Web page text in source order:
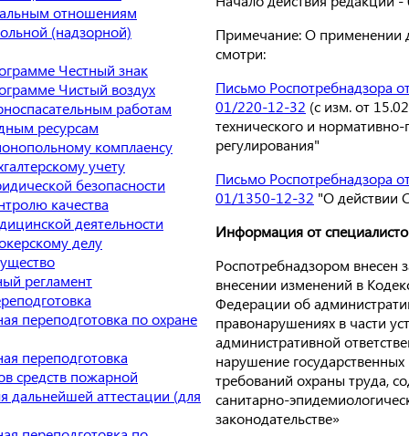
отношениям
(надзорной)
Честный знак
Чистый воздух
работам
ресурсам
комплаенсу
учету
безопасности
качества
деятельности
делу
регламент
переподготовка по охране
переподготовка
средств пожарной
дальнейшей аттестации (для
Примечание: О применении
смотри:
Письмо Роспотребнадзора
01/220-12-32 (с изм. от
технического и нормативно-
регулирования"
Письмо Роспотребнадзора
01/1350-12-32 "О действии
Информация от
Роспотребнадзором внесен
внесении изменений в
Федерации об
правонарушениях в части
административной
нарушение
требований охраны труда,
санитарно-
законодательстве»